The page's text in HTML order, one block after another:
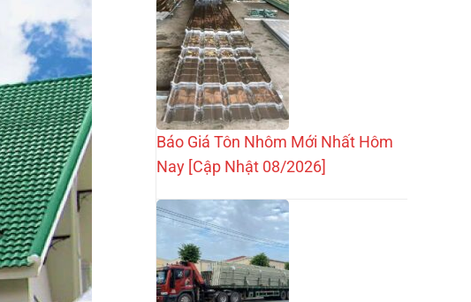
Báo Giá Tôn Nhôm Mới Nhất Hôm
Nay [Cập Nhật 08/2026]